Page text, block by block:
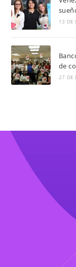
13 DE
de
27 DE